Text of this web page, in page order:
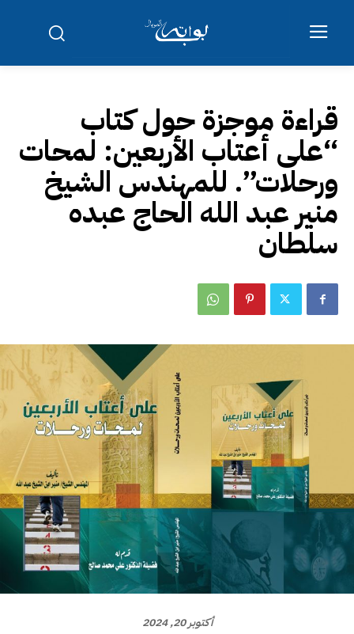
قراءة موجزة حول كتاب
“على أعتاب الأربعين: لمحات
ورحلات”. للمهندس الشيخ
منير عبد الله الحاج عبده
سلطان
أكتوبر 20, 2024